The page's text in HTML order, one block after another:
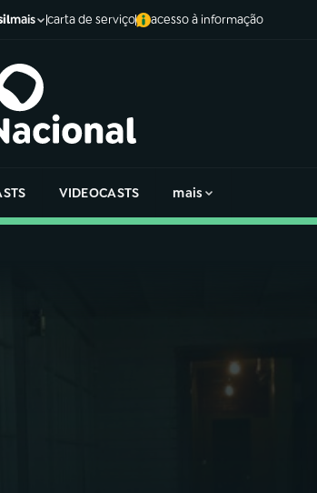
mais carta de serviço acesso à informação
VIDEOCASTS mais